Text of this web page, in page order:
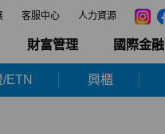
客服中心 人力資源
財富管理 國際金融
ETN 興櫃